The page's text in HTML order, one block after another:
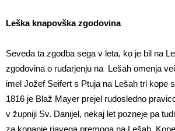
Leška knapovškazgodovina
Seveda ta zgodba sega v leta, ko je bil na
zgodovina o rudarjenju na Lešah omenja
imel Jožef Seifert s Ptuja na Lešah tri kope
1816 je Blaž Mayer prejel rudosledno
v župniji Sv. Danijel, nekaj let pozneje pa